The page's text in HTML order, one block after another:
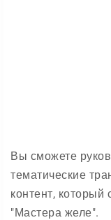
Вы сможете
тематические
контент,
"Мастера желе".